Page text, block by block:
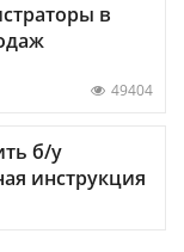
в
49404
б/у
инструкция